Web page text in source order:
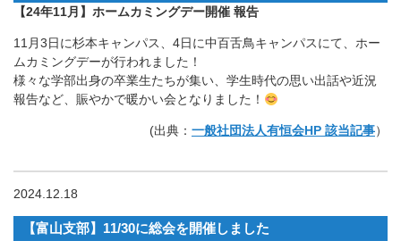
【24年11月】ホームカミングデー開催 報告
11月3日に杉本キャンパス、4日に中百舌鳥キャンパスにて、ホー
ムカミングデーが行われました！
様々な学部出身の卒業生たちが集い、学生時代の思い出話や近況
報告など、賑やかで暖かい会となりました！
(出典： 一般社団法人有恒会HP 該当記事）
2024.12.18
【富山支部】11/30に総会を開催しました